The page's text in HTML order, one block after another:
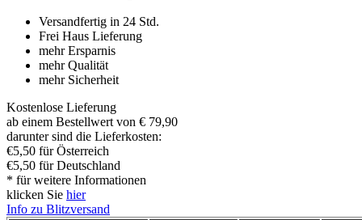
Versandfertig in 24 Std.
Frei Haus Lieferung
mehr Ersparnis
mehr Qualität
mehr Sicherheit
Kostenlose Lieferung
ab einem Bestellwert von € 79,90
darunter sind die Lieferkosten:
€5,50 für Österreich
€5,50 für Deutschland
* für weitere Informationen
klicken Sie hier
Info zu Blitzversand